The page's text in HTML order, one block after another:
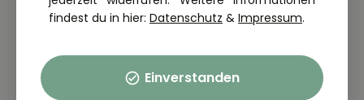
findest du in hier: Datenschutz & Impressum.
Einverstanden